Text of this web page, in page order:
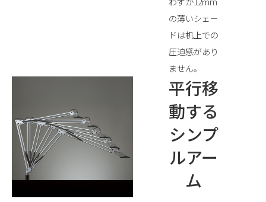
の薄いシェー
ドは机上での
圧迫感があり
ません。
平行移
動する
シンプ
ルアー
ム